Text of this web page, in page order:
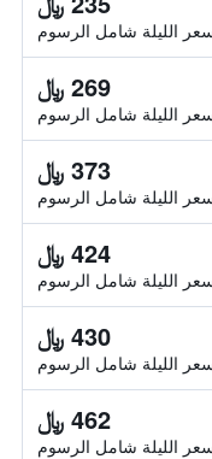
الليلة شامل الرسوم
269 ﷼
الليلة شامل الرسوم
373 ﷼
الليلة شامل الرسوم
424 ﷼
الليلة شامل الرسوم
430 ﷼
الليلة شامل الرسوم
462 ﷼
الليلة شامل الرسوم